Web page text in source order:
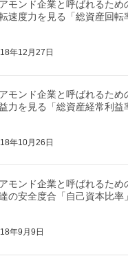
モンド企業と呼ばれるた
速度力を見る「総資産回転
年12月27日
モンド企業と呼ばれるた
力を見る「総資産経常利益
年10月26日
モンド企業と呼ばれるた
の安全度合「自己資本比率
年9月9日